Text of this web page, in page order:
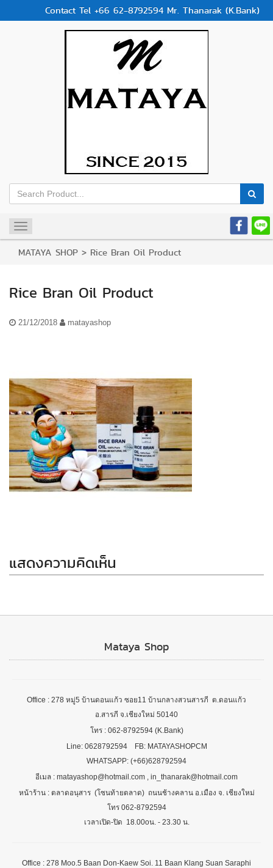
Contact Tel +66 62-8792594 Mr. Thanarak (K.Bank)
Toggle
navigation
MATAYA SHOP > Rice Bran Oil Product
Rice Bran Oil Product
21/12/2018 matayashop
แสดงความคิดเห็น
Mataya Shop
Office : 278 หมู่5 บ้านดอนแก้ว ซอย11 บ้านกลางสวนสารภี ต.ดอนแก้ว
อ.สารภี จ.เชียงใหม่ 50140
โทร : 062-8792594 (K.Bank)
Line: 0628792594 FB: MATAYASHOPCM
WHATSAPP: (+66)628792594
อีเมล : matayashop@hotmail.com , in_thanarak@hotmail.com
หน้าร้าน : ตลาดอนุสาร (โซนท้ายตลาด) ถนนช้างคลาน อ.เมือง จ. เชียงใหม่
โทร 062-8792594
เวลาเปิด-ปิด 18.00oน. - 23.30 น.
Office : 278 Moo.5 Baan Don-Kaew Soi. 11 Baan Klang Suan Saraphi